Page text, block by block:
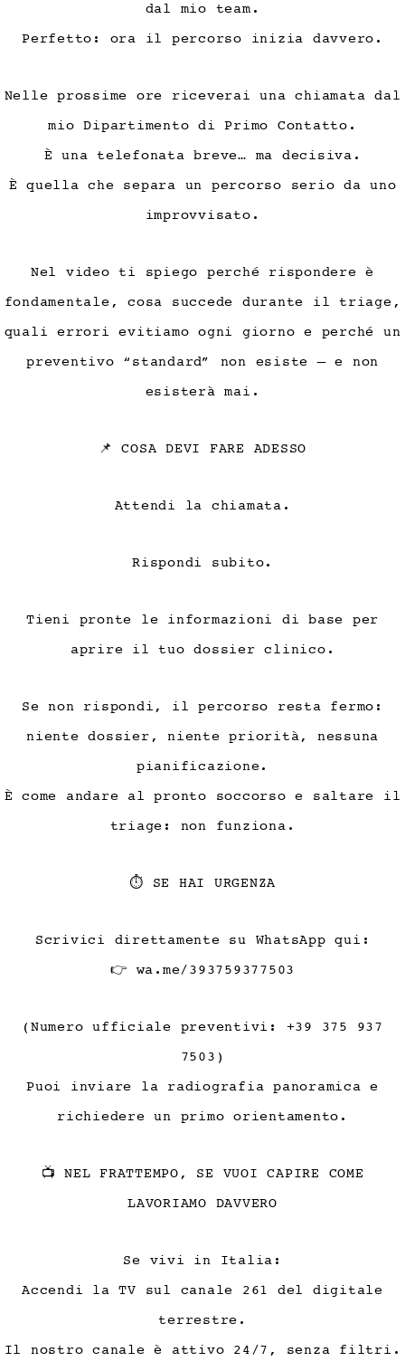
dal mio team.
Perfetto: ora il percorso inizia davvero.
Nelle prossime ore riceverai una chiamata dal
mio Dipartimento di Primo Contatto.
È una telefonata breve… ma decisiva.
È quella che separa un percorso serio da uno
improvvisato.
Nel video ti spiego perché rispondere è
fondamentale, cosa succede durante il triage,
quali errori evitiamo ogni giorno e perché un
preventivo “standard” non esiste — e non
esisterà mai.
📌 COSA DEVI FARE ADESSO
Attendi la chiamata.
Rispondi subito.
Tieni pronte le informazioni di base per
aprire il tuo dossier clinico.
Se non rispondi, il percorso resta fermo:
niente dossier, niente priorità, nessuna
pianificazione.
È come andare al pronto soccorso e saltare il
triage: non funziona.
⏱ SE HAI URGENZA
Scrivici direttamente su WhatsApp qui:
👉 wa.me/393759377503
(Numero ufficiale preventivi: +39 375 937
7503)
Puoi inviare la radiografia panoramica e
richiedere un primo orientamento.
📺 NEL FRATTEMPO, SE VUOI CAPIRE COME
LAVORIAMO DAVVERO
Se vivi in Italia:
Accendi la TV sul canale 261 del digitale
terrestre.
Il nostro canale è attivo 24/7, senza filtri.